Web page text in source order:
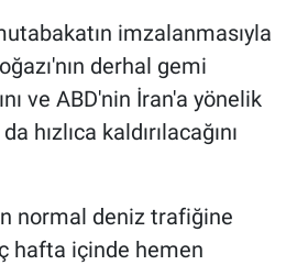
imzalanmasıyla
derhal gemi
ve ABD'nin İran'a yönelik
hızlıca kaldırılacağını
normal deniz trafiğine
hafta içinde hemen